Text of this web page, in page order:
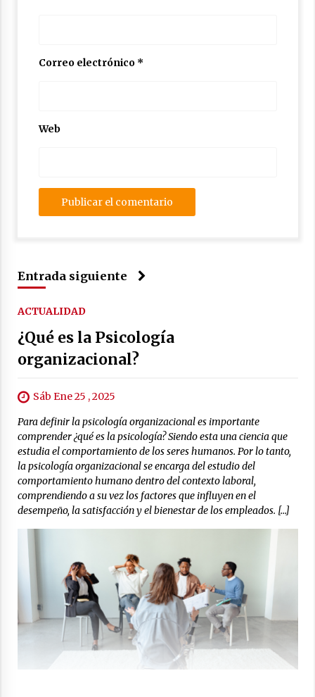
Correo electrónico *
Web
Entrada siguiente
ACTUALIDAD
¿Qué es la Psicología
organizacional?
Sáb Ene 25 , 2025
Para definir la psicología organizacional es importante
comprender ¿qué es la psicología? Siendo esta una ciencia que
estudia el comportamiento de los seres humanos. Por lo tanto,
la psicología organizacional se encarga del estudio del
comportamiento humano dentro del contexto laboral,
comprendiendo a su vez los factores que influyen en el
desempeño, la satisfacción y el bienestar de los empleados. […]